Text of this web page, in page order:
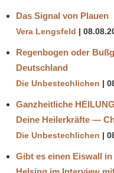
Das Signal von Plauen
Vera Lengsfeld
Regenbogen oder
Deutschland
Die Unbestechlichen
Ganzheitliche
Deine Heilerkräfte —
Die Unbestechlichen
Gibt es einen Eiswall